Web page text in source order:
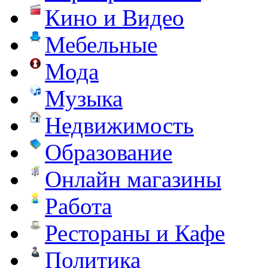
Кино и Видео
Мебельные
Мода
Музыка
Недвижимость
Образование
Онлайн магазины
Работа
Рестораны и Кафе
Политика